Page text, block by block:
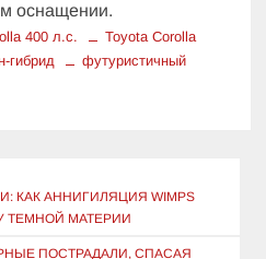
оснащении.
400 л.с.
Toyota Corolla
гибрид
футуристичный
КАК АННИГИЛЯЦИЯ WIMPS
ТЕМНОЙ МАТЕРИИ
ПОСТРАДАЛИ, СПАСАЯ